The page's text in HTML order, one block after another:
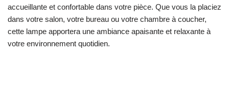
accueillante et confortable dans votre pièce. Que vous la placiez
dans votre salon, votre bureau ou votre chambre à coucher,
cette lampe apportera une ambiance apaisante et relaxante à
votre environnement quotidien.